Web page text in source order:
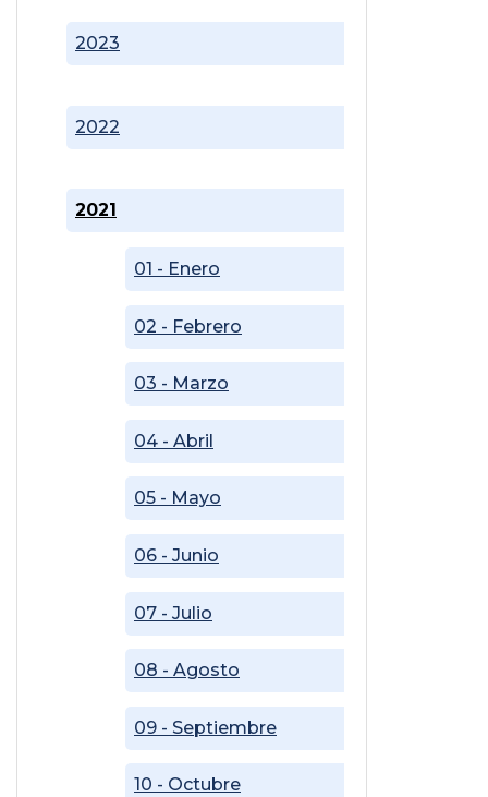
2021
01 - Enero
02 - Febrero
03 - Marzo
04 - Abril
05 - Mayo
06 - Junio
07 - Julio
08 - Agosto
09 - Septiembre
10 - Octubre
2022
2023